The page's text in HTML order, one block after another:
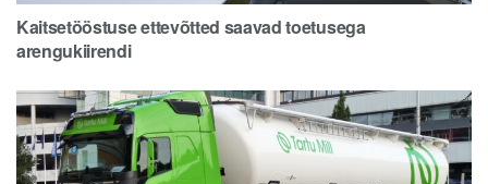
Kaitsetööstuse ettevõtted saavad toetusega
arengukiirendi